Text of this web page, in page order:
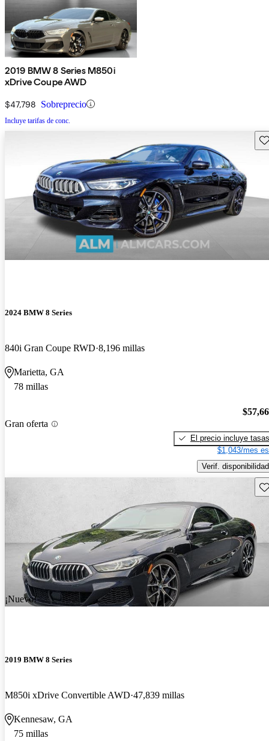
2019 BMW 8 Series M850i
xDrive Coupe AWD
$47,798 Sobreprecio
Incluye tarifas de conc.
2024 BMW 8 Series
840i Gran Coupe RWD 8,196 millas
Marietta, GA
78 millas
Gran oferta
El precio incluye tasas
$1,043/mes
Verif. disponibilidad
¡Nuevo!
2019 BMW 8 Series
M850i xDrive Convertible AWD 47,839 millas
Kennesaw, GA
75 millas